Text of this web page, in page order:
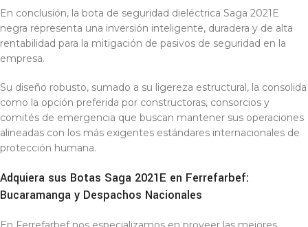
En conclusión, la bota de seguridad dieléctrica Saga 2021E
negra representa una inversión inteligente, duradera y de alta
rentabilidad para la mitigación de pasivos de seguridad en la
empresa.
Su diseño robusto, sumado a su ligereza estructural, la consolida
como la opción preferida por constructoras, consorcios y
comités de emergencia que buscan mantener sus operaciones
alineadas con los más exigentes estándares internacionales de
protección humana.
Adquiera sus Botas Saga 2021E en Ferrefarbef:
Bucaramanga y Despachos Nacionales